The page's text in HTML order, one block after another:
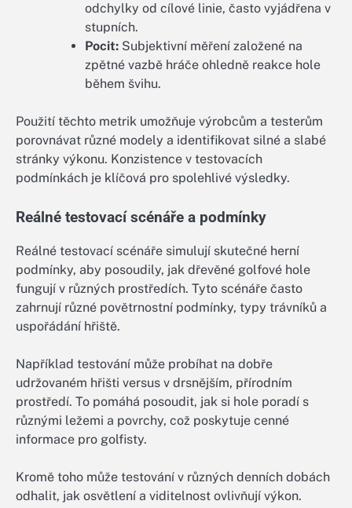
odchylky od cílové linie, často vyjádřena v
stupních.
Pocit: Subjektivní měření založené na
zpětné vazbě hráče ohledně reakce hole
během švihu.
Použití těchto metrik umožňuje výrobcům a testerům
porovnávat různé modely a identifikovat silné a slabé
stránky výkonu. Konzistence v testovacích
podmínkách je klíčová pro spolehlivé výsledky.
Reálné testovací scénáře a podmínky
Reálné testovací scénáře simulují skutečné herní
podmínky, aby posoudily, jak dřevěné golfové hole
fungují v různých prostředích. Tyto scénáře často
zahrnují různé povětrnostní podmínky, typy trávníků a
uspořádání hřiště.
Například testování může probíhat na dobře
udržovaném hřišti versus v drsnějším, přírodním
prostředí. To pomáhá posoudit, jak si hole poradí s
různými ležemi a povrchy, což poskytuje cenné
informace pro golfisty.
Kromě toho může testování v různých denních dobách
odhalit, jak osvětlení a viditelnost ovlivňují výkon.